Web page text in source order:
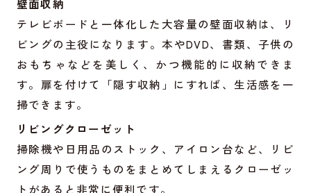
壁面収納
テレビボードと一体化した大容量の壁面収納は、リ
ビングの主役になります。本やDVD、書類、子供の
おもちゃなどを美しく、かつ機能的に収納できま
す。扉を付けて「隠す収納」にすれば、生活感を一
掃できます。
リビングクローゼット
掃除機や日用品のストック、アイロン台など、リビ
ング周りで使うものをまとめてしまえるクローゼッ
トがあると非常に便利です。